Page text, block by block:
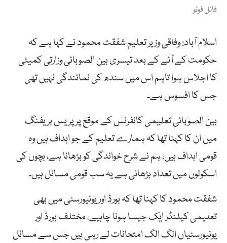
فائل فوٹو
اسلام آباد: وفاقی وزیر تعلیم شفقت محمود نے کہا ہے کہ
حکومت کے آنے کے بعد تیسری بین الصوبائی وزارتی کمیٹی
کا اجلاس ہوا تاہم اس میں سندھ کی نمائندگی نہیں تھی
جس کا افسوس ہے۔
بین الصوبائی تعلیمی کانفرنس کے موقع پر پریس بریفنگ
میں ان کا کہنا تھا کہ ہمارے تعلیم کے جو اہداف ہیں وہ
قومی اہداف ہیں، ہم نے شرح خواندگی کو بڑھانا ہے، بچوں کی
اسکولوں میں تعداد بڑھانی ہے یہ سب قومی مسائل ہیں۔
شفقت محمود کا کہنا تھا کہ بورڈ اور یونیورسٹی میں بھی
تعلیمی کیلنڈر ایک جیسا ہونا چاہیے، مختلف بورڈ اور
یونیورسٹیاں الگ الگ امتحانات لے رہی ہیں جس سے مسائل